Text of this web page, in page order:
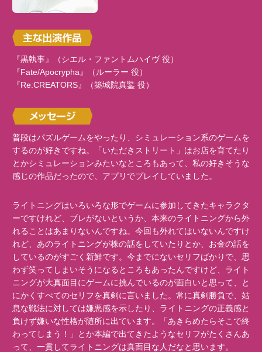
『黒執事』（シエル・ファントムハイヴ 役）
『Fate/Apocrypha』（ルーラー 役）
『Re:CREATORS』（築城院真鍳 役）
普段はパズルゲームをやったり、シミュレーション系のゲームを
するのが好きですね。「いただきストリート」はお店を育てたり
とかシミュレーションみたいなところもあって、私の好きそうな
感じの作品だったので、アプリでプレイしていました。
ライトニングはいろいろな形でゲームに参加してきたキャラクタ
ーですけれど、ブレがないというか、本来のライトニングから外
れることはあまりないんですね。今回も外れてはいないんですけ
れど、あのライトニングが株の話をしていたりとか、お金の話を
しているのがすごく新鮮です。今までにないセリフばかりで、思
わず笑ってしまいそうになるところもあったんですけど、ライト
ニングが大真面目にゲームに挑んでいるのが面白いと思って、と
にかくすべてのセリフを真剣に言いました。常に真剣勝負で、姑
息な戦法に対しては嫌悪感を示したり、ライトニングの正義感と
負けず嫌いな性格が随所に出ています。「あきらめたらそこで終
わってしまう！」とか本編で出てきたようなセリフがたくさんあ
って、一貫してライトニングは真面目な人だなと思います。